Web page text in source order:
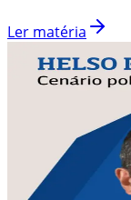
Ler matéria